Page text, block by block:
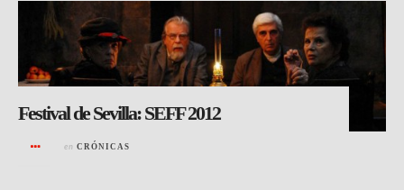
Festival de Sevilla: SEFF 2012
en CRÓNICAS